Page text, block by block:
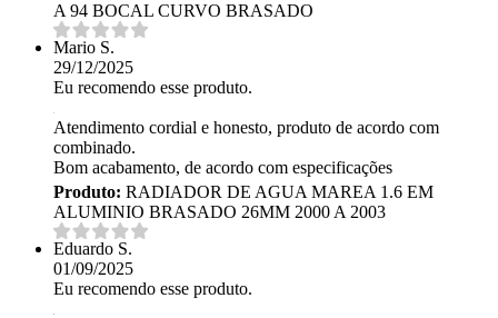
A 94 BOCAL CURVO BRASADO
Mario S.
29/12/2025
Eu recomendo esse produto.
Atendimento cordial e honesto, produto de acordo com
combinado.
Bom acabamento, de acordo com especificações
Produto: RADIADOR DE AGUA MAREA 1.6 EM
ALUMINIO BRASADO 26MM 2000 A 2003
Eduardo S.
01/09/2025
Eu recomendo esse produto.